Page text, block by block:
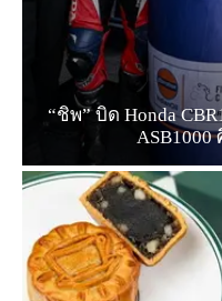
“ชิพ” บิด Honda
ASB1000